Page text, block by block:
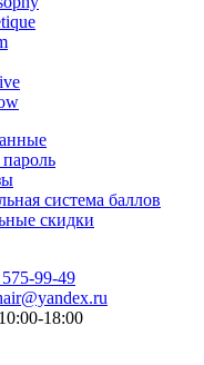
система баллов
скидки
99-49
18:00